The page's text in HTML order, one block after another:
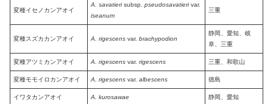
変種イセノカンアオイ
A. savatierisubsp. pseudosavatierivar.
iseanum
三重
変種スズカカンアオイ A. rigescens var. brachypodion
静岡、愛知、岐
阜、三重
変種アツミカンアオイ A. rigescens var. rigescens 三重、和歌山
変種モモイロカンアオイ A. rigescens var. albescens 徳島
イワタカンアオイ A. kurosawae 静岡、愛知